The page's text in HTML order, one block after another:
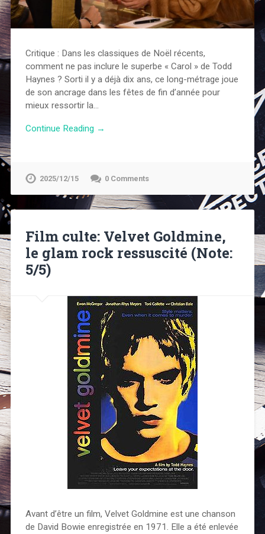
Critique : Dans les classiques de Noël récents,
comment ne pas inclure le superbe « Carol » de Todd
Haynes ? Sorti il y a déjà dix ans, ce long-métrage joue
de son ancrage dans les fêtes de fin d’année pour
mieux ressortir la…
Continue Reading →
2025/12/15 0 Comments
Film culte: Velvet Goldmine,
le glam rock ressuscité (Note:
5/5)
Avant d’être un film, Velvet Goldmine est une chanson
de David Bowie enregistrée en 1971. Elle a été enlevée